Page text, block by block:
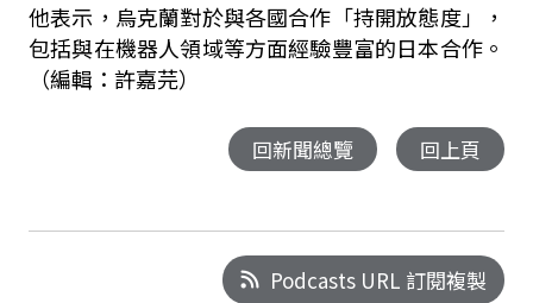
他表示，烏克蘭對於與各國合作「持開放態度」，
包括與在機器人領域等方面經驗豐富的日本合作。
（編輯：許嘉芫）
回新聞總覽 回上頁
Podcasts URL 訂閱複製